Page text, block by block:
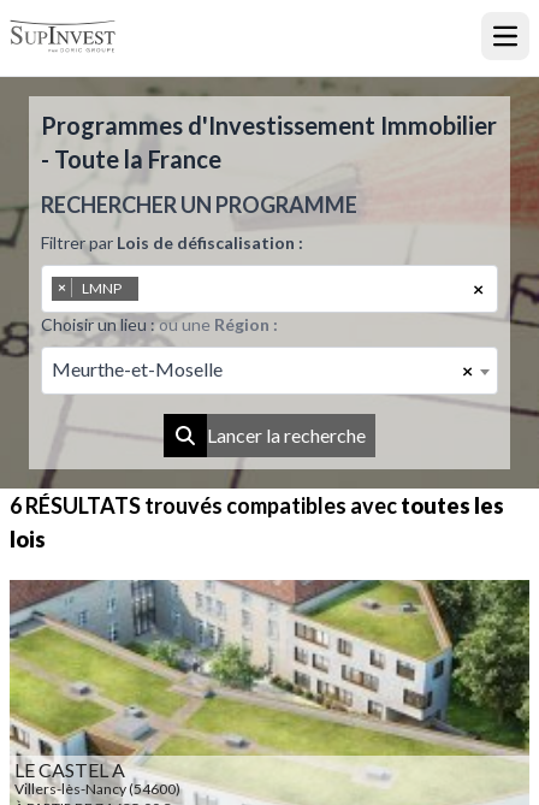
Programmes d'Investissement Immobilier
- Toute la France
RECHERCHER UN PROGRAMME
Filtrer par Lois de défiscalisation :
×
× LMNP
Choisir un lieu :ou une Région :
×
Meurthe-et-Moselle
Lancer la recherche
6 RÉSULTATStrouvés compatibles avectoutes les
lois
LE CASTEL A
Villers-lès-Nancy (54600)